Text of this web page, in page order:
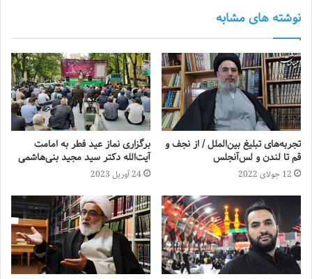
نوشته های مشابه
تجربه‌های تبلیغ بین‌الملل / از نجف و
قم تا لندن و لس‌آنجلس
12 جولای 2022
برگزاری نماز عید فطر به امامت
آیت‌الله دکتر سید مجید بنی‌هاشمی
24 آوریل 2023